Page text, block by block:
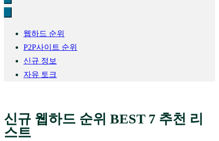
웹하드 순위
P2P사이트 순위
신규 정보
자유 토크
신규 웹하드 순위 BEST 7 추천 리
스트